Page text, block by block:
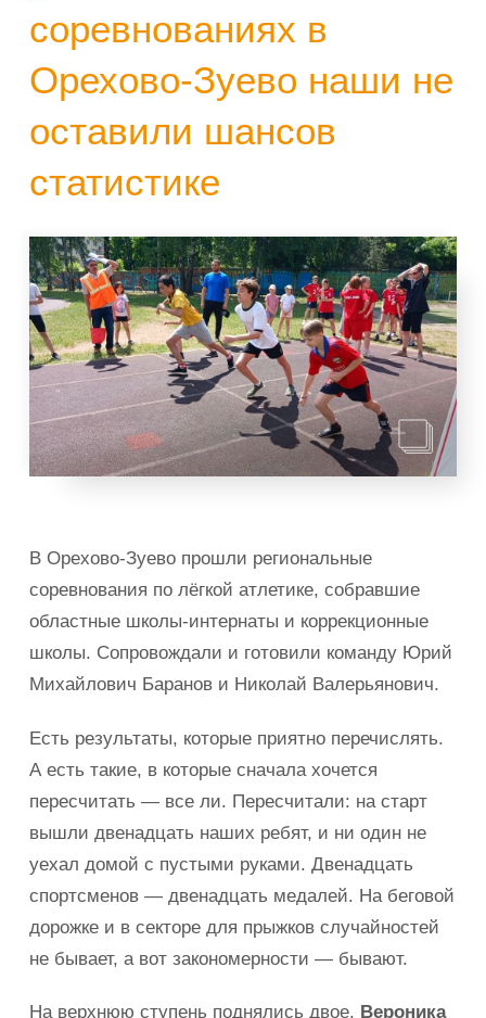
соревнованиях в
Орехово-Зуево наши не
оставили шансов
статистике
В Орехово-Зуево прошли региональные
соревнования по лёгкой атлетике, собравшие
областные школы-интернаты и коррекционные
школы. Сопровождали и готовили команду Юрий
Михайлович Баранов и Николай Валерьянович.
Есть результаты, которые приятно перечислять.
А есть такие, в которые сначала хочется
пересчитать — все ли. Пересчитали: на старт
вышли двенадцать наших ребят, и ни один не
уехал домой с пустыми руками. Двенадцать
спортсменов — двенадцать медалей. На беговой
дорожке и в секторе для прыжков случайностей
не бывает, а вот закономерности — бывают.
На верхнюю ступень поднялись двое. Вероника